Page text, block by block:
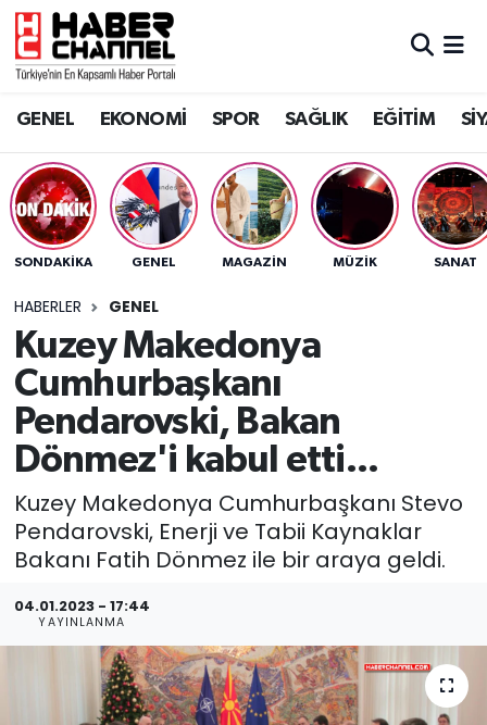
GENEL EKONOMİ SPOR SAĞLIK EĞİTİM
SONDAKIKA GENEL MAGAZİN MÜZİK SANAT
HABERLER GENEL
Kuzey Makedonya
Cumhurbaşkanı
Pendarovski, Bakan
Dönmez'i kabul etti...
Kuzey Makedonya Cumhurbaşkanı Stevo
Pendarovski, Enerji ve Tabii Kaynaklar
Bakanı Fatih Dönmez ile bir araya geldi.
04.01.2023 - 17:44
YAYINLANMA
GENEL
SPOR
SAĞLIK
EĞİTİM
SİYASET
MAGAZİN
Nöbetçi Eczaneler
Trafik Durumu
Süper Lig Puan Durumu ve Fikstür
Tüm Manşetler
Son Dakika Haberleri
Haber Arşivi